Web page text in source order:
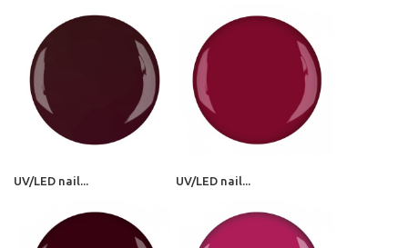
UV/LED nail... UV/LED nail...